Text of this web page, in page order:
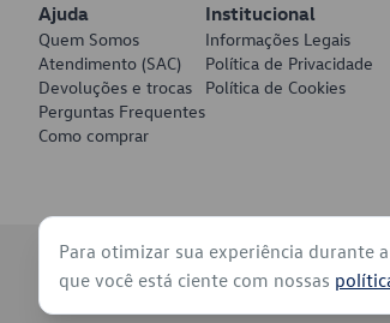
Discos de Freio
Juntas de Bomba de Vácuo
Mangueiras de Vácuo de Servo
Pratos de Disco de Freio
Travas de Pastilha de Freio
Ajuda
Quem Somos
Atendimento (SAC)
Devoluções e trocas
Perguntas Frequentes
Como comprar
Institucional
Informações Legais
Política de Privacidade
Política de Cookies
© 2026 - Volkswagen do Brasil - Todos os
Para otimizar sua experiência durante
que você está ciente com nossas